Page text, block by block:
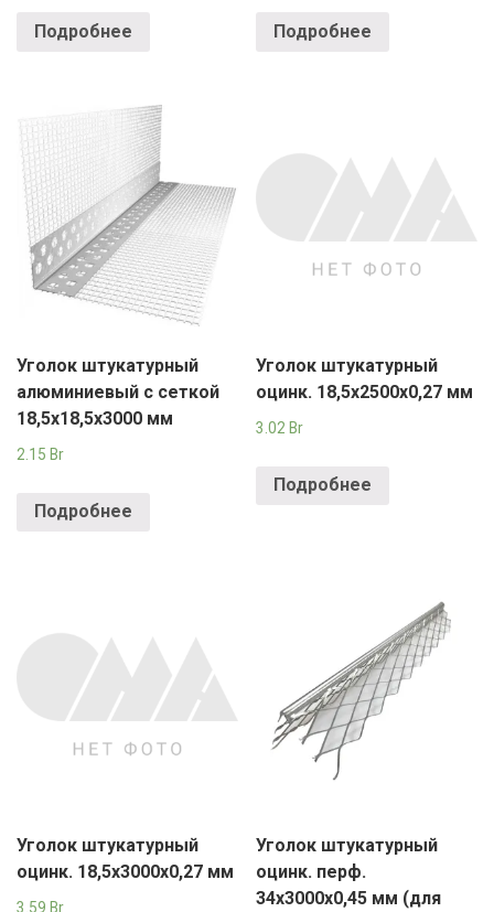
Подробнее Подробнее
Уголок штукатурный
алюминиевый с сеткой
18,5х18,5х3000 мм
2.15 Br
Подробнее
Уголок штукатурный
оцинк. 18,5х2500х0,27 мм
3.02 Br
Подробнее
Уголок штукатурный
оцинк. 18,5х3000х0,27 мм
3.59 Br
Уголок штукатурный
оцинк. перф.
34х3000х0,45 мм (для